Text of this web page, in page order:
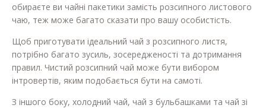
обираєте ви чайні пакетики замість розсипного листового
чаю, теж може багато сказати про вашу особистість.
Щоб приготувати ідеальний чай з розсипного листя,
потрібно багато зусиль, зосередженості та дотримання
правил. Чистий розсипний чай може бути вибором
інтровертів, яким подобається бути на самоті.
З іншого боку, холодний чай, чай з бульбашками та чай зі